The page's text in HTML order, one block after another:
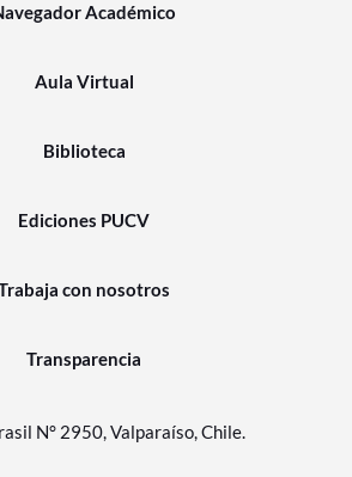
Académico
Aula Virtual
Biblioteca
Ediciones PUCV
con nosotros
Transparencia
N° 2950, Valparaíso, Chile.